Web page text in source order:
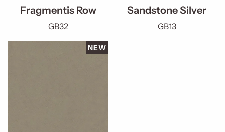
Fragmentis Row
GB32
Sandstone Silver
GB13
NEW